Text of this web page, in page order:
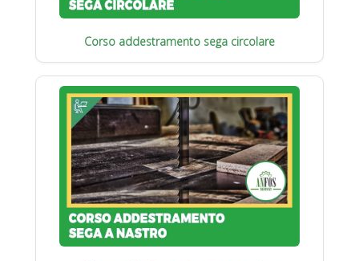
Corso addestramento sega circolare